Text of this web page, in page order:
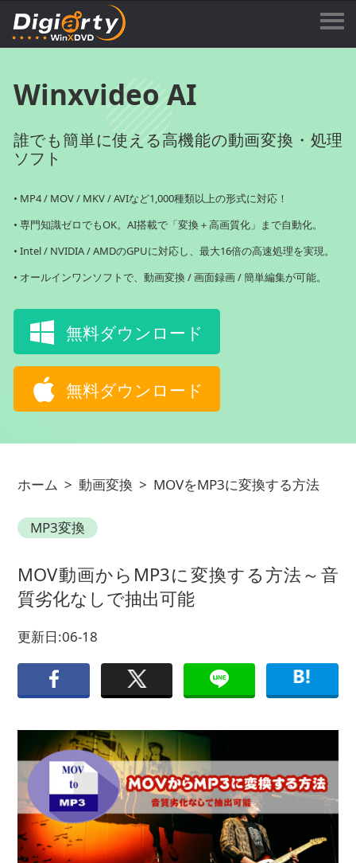
Winxvideo AI
誰でも簡単に使える高機能の動画変換・処理
ソフト
• MP4 / MOV / MKV / AVIなど1,000種類以上の形式に対応！
• 専門知識ゼロでもOK。AI搭載で「変換＋高画質化」まで自動化。
• Intel / NVIDIA / AMDのGPUに対応し、最大16倍の高速処理を実現。
• オールインワンソフトで、動画変換 / 画面録画 / 簡単編集が可能。
無料ダウンロード
無料ダウンロード
ホーム > 動画変換 > MOVをMP3に変換する方法
MP3変換
MOV動画からMP3に変換する方法～音
質劣化なしで抽出可能
更新日:06-18